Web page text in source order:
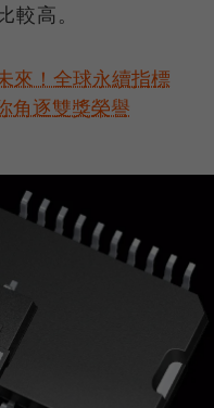
較高。
來！全球永續指標
角逐雙獎榮譽